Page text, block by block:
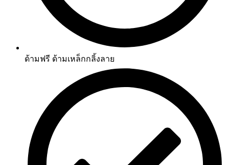
ด้ามฟรี ด้ามเหล็กกลิ้งลาย